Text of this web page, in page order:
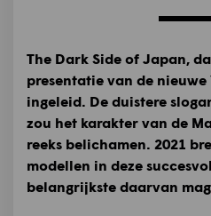
The Dark Side of Japan,
presentatie van de nieuwe
ingeleid. De duistere
zou het karakter van de
reeks belichamen. 2021
modellen in deze
belangrijkste daarvan